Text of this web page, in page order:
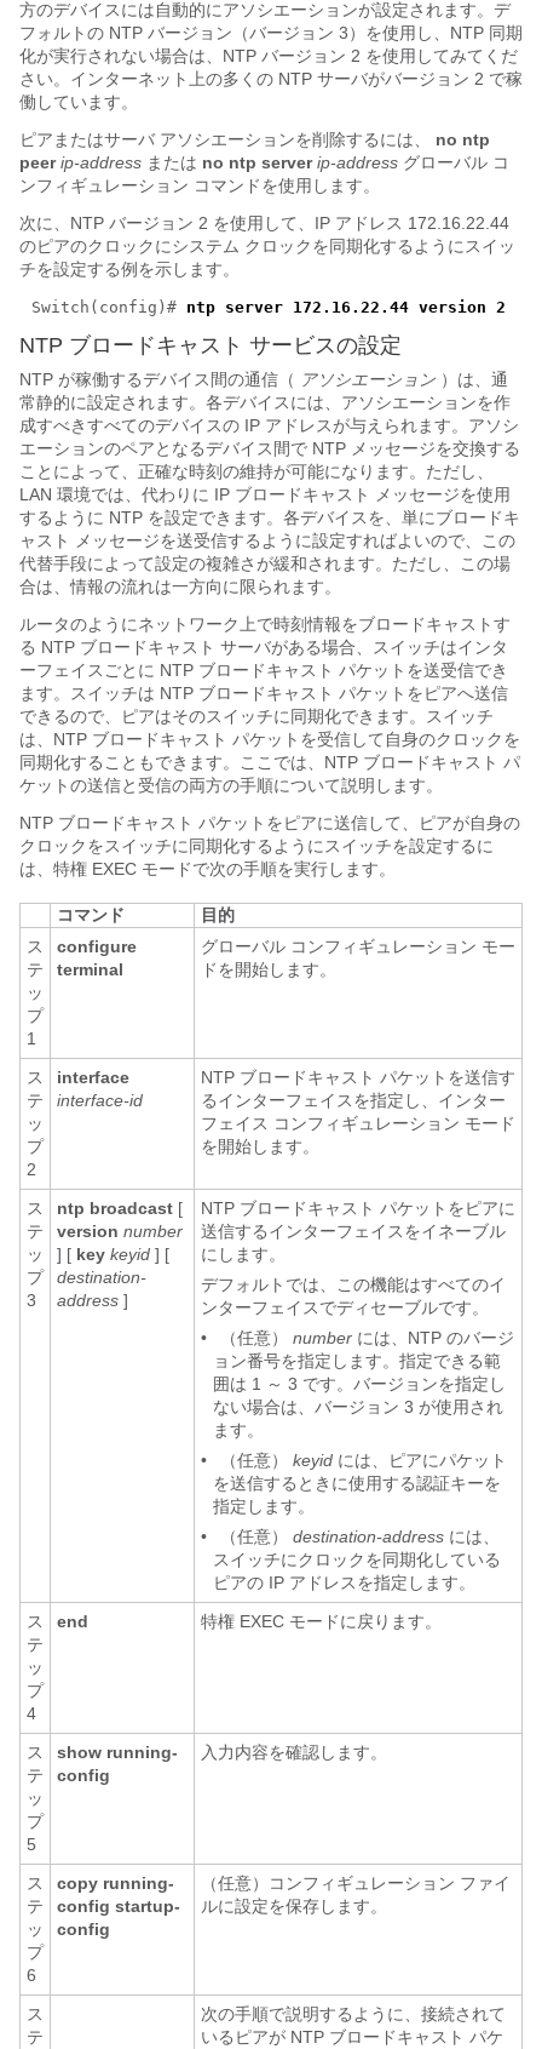
方のデバイスには自動的にアソシエーションが設定されます。デ
フォルトの NTP バージョン（バージョン 3）を使用し、NTP 同期
化が実行されない場合は、NTP バージョン 2 を使用してみてくだ
さい。インターネット上の多くの NTP サーバがバージョン 2 で稼
働しています。
ピアまたはサーバ アソシエーションを削除するには、
no ntp
peer ip-address または no ntp server ip-address グローバル コ
ンフィギュレーション コマンドを使用します。
次に、NTP バージョン 2 を使用して、IP アドレス 172.16.22.44
のピアのクロックにシステム クロックを同期化するようにスイッ
チを設定する例を示します。
Switch(config)# ntp server 172.16.22.44 version 2
NTP ブロードキャスト サービスの設定
NTP が稼働するデバイス間の通信（ アソシエーション ）は、通
常静的に設定されます。各デバイスには、アソシエーションを作
成すべきすべてのデバイスの IP アドレスが与えられます。アソシ
エーションのペアとなるデバイス間で NTP メッセージを交換する
ことによって、正確な時刻の維持が可能になります。ただし、
LAN 環境では、代わりに IP ブロードキャスト メッセージを使用
するように NTP を設定できます。各デバイスを、単にブロードキ
ャスト メッセージを送受信するように設定すればよいので、この
代替手段によって設定の複雑さが緩和されます。ただし、この場
合は、情報の流れは一方向に限られます。
ルータのようにネットワーク上で時刻情報をブロードキャストす
る NTP ブロードキャスト サーバがある場合、スイッチはインタ
ーフェイスごとに NTP ブロードキャスト パケットを送受信でき
ます。スイッチは NTP ブロードキャスト パケットをピアへ送信
できるので、ピアはそのスイッチに同期化できます。スイッチ
は、NTP ブロードキャスト パケットを受信して自身のクロックを
同期化することもできます。ここでは、NTP ブロードキャスト パ
ケットの送信と受信の両方の手順について説明します。
NTP ブロードキャスト パケットをピアに送信して、ピアが自身の
クロックをスイッチに同期化するようにスイッチを設定するに
は、特権 EXEC モードで次の手順を実行します。
コマンド
目的
ス
テ
ッ
プ
1
configure
terminal
グローバル コンフィギュレーション モー
ドを開始します。
ス
テ
ッ
プ
2
interface
interface-id
NTP ブロードキャスト パケットを送信す
るインターフェイスを指定し、インター
フェイス コンフィギュレーション モード
を開始します。
ス
テ
ッ
プ
3
ntp broadcast [
version number
] [ key keyid ] [
destination-
address ]
NTP ブロードキャスト パケットをピアに
送信するインターフェイスをイネーブル
にします。
デフォルトでは、この機能はすべてのイ
ンターフェイスでディセーブルです。
•
（任意） number には、NTP のバージ
ョン番号を指定します。指定できる範
囲は 1 ～ 3 です。バージョンを指定し
ない場合は、バージョン 3 が使用され
ます。
•
（任意） keyid には、ピアにパケット
を送信するときに使用する認証キーを
指定します。
•
（任意） destination-address には、
スイッチにクロックを同期化している
ピアの IP アドレスを指定します。
ス
テ
ッ
プ
4
end 特権 EXEC モードに戻ります。
ス
テ
ッ
プ
5
show running-
config
入力内容を確認します。
ス
テ
ッ
プ
6
copy running-
config startup-
config
（任意）コンフィギュレーション ファイ
ルに設定を保存します。
ス
テ
次の手順で説明するように、接続されて
いるピアが NTP ブロードキャスト パケ